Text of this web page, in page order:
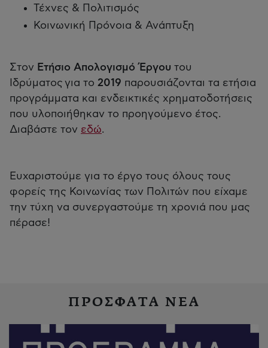
Τέχνες & Πολιτισμός
Κοινωνική Πρόνοια & Ανάπτυξη
Στον Ετήσιο Απολογισμό Έργου του
Ιδρύματος για το 2019 παρουσιάζονται τα ετήσια
προγράμματα και ενδεικτικές χρηματοδοτήσεις
που υλοποιήθηκαν το προηγούμενο έτος.
Διαβάστε τον εδώ.
Ευχαριστούμε για το έργο τους όλους τους
φορείς της Κοινωνίας των Πολιτών που είχαμε
την τύχη να συνεργαστούμε τη χρονιά που μας
πέρασε!
ΠΡΟΣΦΑΤΑ ΝΕΑ